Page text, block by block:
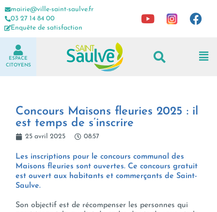
mairie@ville-saint-saulve.fr
03 27 14 84 00
Enquête de satisfaction
ESPACE
CITOYENS
Concours Maisons fleuries 2025 : il
est temps de s’inscrire
25 avril 2025 08:57
Les inscriptions pour le concours communal des
Maisons fleuries sont ouvertes. Ce concours gratuit
est ouvert aux habitants et commerçants de Saint-
Saulve.
Son objectif est de récompenser les personnes qui